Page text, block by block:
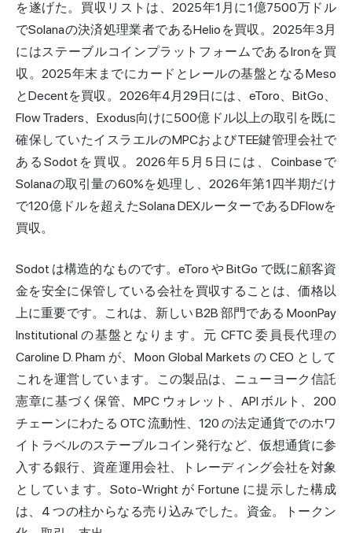
を遂げた。買収リストは、2025年1月に1億7500万ドル
でSolanaの決済処理業者であるHelioを買収。2025年3月
にはステーブルコインプラットフォームであるIronを買
収。2025年末までにカードとレールの基盤となるMeso
とDecentを買収。2026年4月29日には、eToro、BitGo、
Flow Traders、Exodus向けに500億ドル以上の取引を既に
確保していたイスラエルのMPCおよびTEE鍵管理会社で
あるSodotを買収。2026年5月5日には、Coinbaseで
Solanaの取引量の60%を処理し、2026年第1四半期だけ
で120億ドルを超えたSolana DEXルーターであるDFlowを
買収。
Sodot は構造的なものです。eToro や BitGo で既に顧客資
金を安全に保管している会社を買収することは、価格以
上に重要です。これは、新しい B2B 部門である MoonPay
Institutional の基盤となります。元 CFTC 委員長代理の
Caroline D. Pham が、Moon Global Markets の CEO として
これを運営しています。この製品は、ニューヨーク信託
憲章に基づく保管、MPC ウォレット、API ボルト、200
チェーンにわたる OTC 流動性、120 の法定通貨でのホワ
イトラベルのステーブルコイン発行など、仮想通貨に参
入する銀行、資産運用会社、トレーディング会社を対象
としています。Soto-Wright が Fortune に提示した構成
は、4 つの柱からなる売り込みでした。資金。トークン